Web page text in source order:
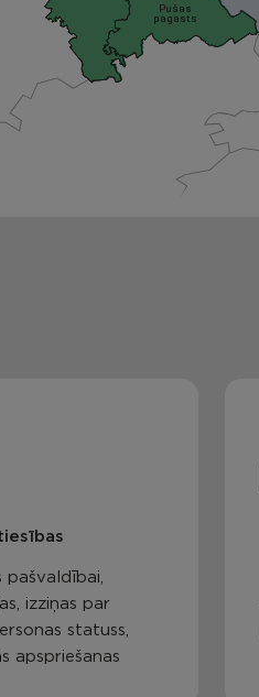
Pušas
pagasts
pašvaldībai,
izziņas par
statuss,
apspriešanas